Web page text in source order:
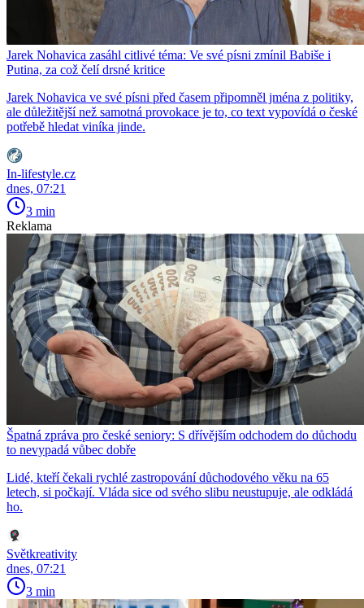
Jarek Nohavica zasáhl citlivé téma: Ve své písni zmínil Babiše i
Putina, za což čelí drsné kritice
Jarek Nohavica ve své písni před časem připomněl jména z politiky,
ale důležitější než samotná provokace je to, co text vypovídá o české
potřebě hledat viníka jinde.
In-lifestyle.cz
dnes, 07:21
3 min
Reklama
Špatná zpráva pro české seniory: S dřívějším odchodem do důchodu
to nevypadá vůbec dobře
Lidé, kteří čekali rychlé zastropování důchodového věku na 65
letech, si počkají. Vláda sice od svého slibu neustupuje, ale odkládá
ho.
Světkreativity
dnes, 07:21
3 min